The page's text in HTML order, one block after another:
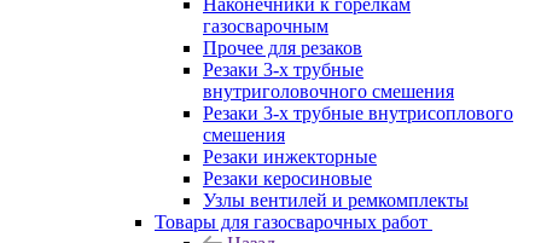
Наконечники к горелкам
газосварочным
Прочее для резаков
Резаки 3-х трубные
внутриголовочного смешения
Резаки 3-х трубные внутрисоплового
смешения
Резаки инжекторные
Резаки керосиновые
Узлы вентилей и ремкомплекты
Товары для газосварочных работ